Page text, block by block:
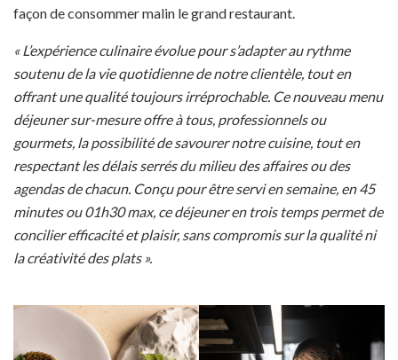
façon de consommer malin le grand restaurant.
« L’expérience culinaire évolue pour s’adapter au rythme
soutenu de la vie quotidienne de notre clientèle, tout en
offrant une qualité toujours irréprochable. Ce nouveau menu
déjeuner sur-mesure offre à tous, professionnels ou
gourmets, la possibilité de savourer notre cuisine, tout en
respectant les délais serrés du milieu des affaires ou des
agendas de chacun. Conçu pour être servi en semaine, en 45
minutes ou 01h30 max, ce déjeuner en trois temps permet de
concilier efficacité et plaisir, sans compromis sur la qualité ni
la créativité des plats ».